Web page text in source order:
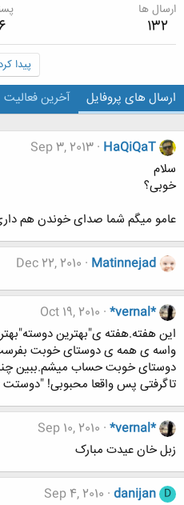
ارسال ها
132
پیدا
ارسال های پروفایل آخرین فعالیت
HaQiQaT
Sep 3, 2013
سلام
خوبی؟
عامو میگم شما صدای خوندن هم
Matinnejad
Dec 22, 2010
*vernal*
Oct 19, 2010
این هفته.هفته ی"بهترین
تاگرفتی پس واقعا محبوبی!
*vernal*
Sep 10, 2010
زبل خان عیدت مبارک
D
danijan
Sep 4, 2010